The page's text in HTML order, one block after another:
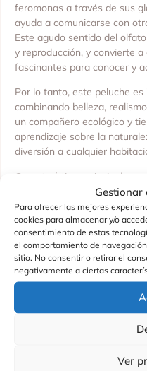
Gestionar
Para ofrecer las mejores
cookies para almacenar y/o
consentimiento de estas
el comportamiento de
sitio. No consentir o retirar el
negativamente a ciertas
Ver
feromonas a través de sus
ayuda a comunicarse con
Este agudo sentido del
y reproducción, y convierte
fascinantes para conocer y
Por lo tanto, este peluche
combinando belleza,
un compañero ecológico y
aprendizaje sobre la
diversión a cualquier
Características principales:
Tamaño: 21 cm
Material: Peluche suave de
Colección: Rappa Eco
Edad recomendada: +0